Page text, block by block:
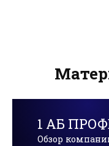
1 АБ
Обзор